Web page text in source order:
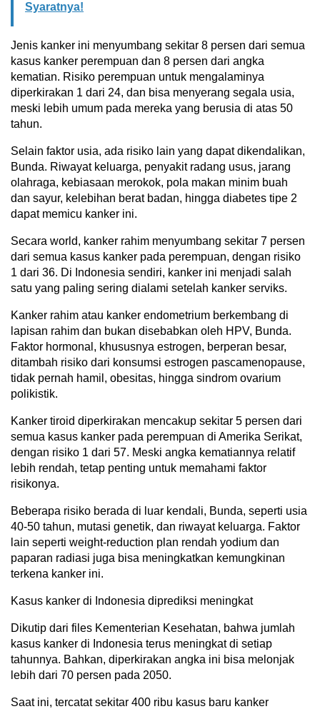
Syaratnya!
Jenis kanker ini menyumbang sekitar 8 persen dari semua
kasus kanker perempuan dan 8 persen dari angka
kematian. Risiko perempuan untuk mengalaminya
diperkirakan 1 dari 24, dan bisa menyerang segala usia,
meski lebih umum pada mereka yang berusia di atas 50
tahun.
Selain faktor usia, ada risiko lain yang dapat dikendalikan,
Bunda. Riwayat keluarga, penyakit radang usus, jarang
olahraga, kebiasaan merokok, pola makan minim buah
dan sayur, kelebihan berat badan, hingga diabetes tipe 2
dapat memicu kanker ini.
Secara world, kanker rahim menyumbang sekitar 7 persen
dari semua kasus kanker pada perempuan, dengan risiko
1 dari 36. Di Indonesia sendiri, kanker ini menjadi salah
satu yang paling sering dialami setelah kanker serviks.
Kanker rahim atau kanker endometrium berkembang di
lapisan rahim dan bukan disebabkan oleh HPV, Bunda.
Faktor hormonal, khususnya estrogen, berperan besar,
ditambah risiko dari konsumsi estrogen pascamenopause,
tidak pernah hamil, obesitas, hingga sindrom ovarium
polikistik.
Kanker tiroid diperkirakan mencakup sekitar 5 persen dari
semua kasus kanker pada perempuan di Amerika Serikat,
dengan risiko 1 dari 57. Meski angka kematiannya relatif
lebih rendah, tetap penting untuk memahami faktor
risikonya.
Beberapa risiko berada di luar kendali, Bunda, seperti usia
40-50 tahun, mutasi genetik, dan riwayat keluarga. Faktor
lain seperti weight-reduction plan rendah yodium dan
paparan radiasi juga bisa meningkatkan kemungkinan
terkena kanker ini.
Kasus kanker di Indonesia diprediksi meningkat
Dikutip dari files Kementerian Kesehatan, bahwa jumlah
kasus kanker di Indonesia terus meningkat di setiap
tahunnya. Bahkan, diperkirakan angka ini bisa melonjak
lebih dari 70 persen pada 2050.
Saat ini, tercatat sekitar 400 ribu kasus baru kanker